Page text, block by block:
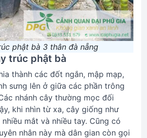
phật bà 3 thân đà nẵng
trúc phật bà
thành các đốt ngắn, mập mạp,
sưng lên ở giữa các phần trông
nhánh cây thường mọc đối
khi nhìn từ xa, cây giống như
nhiều mắt và nhiều tay. Cũng có
nhân này mà dân gian còn gọi